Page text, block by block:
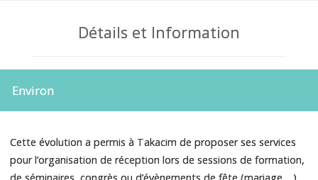
Détails et Information
Environ
Cette évolution a permis à Takacim de proposer ses services
pour l’organisation de réception lors de sessions de formation,